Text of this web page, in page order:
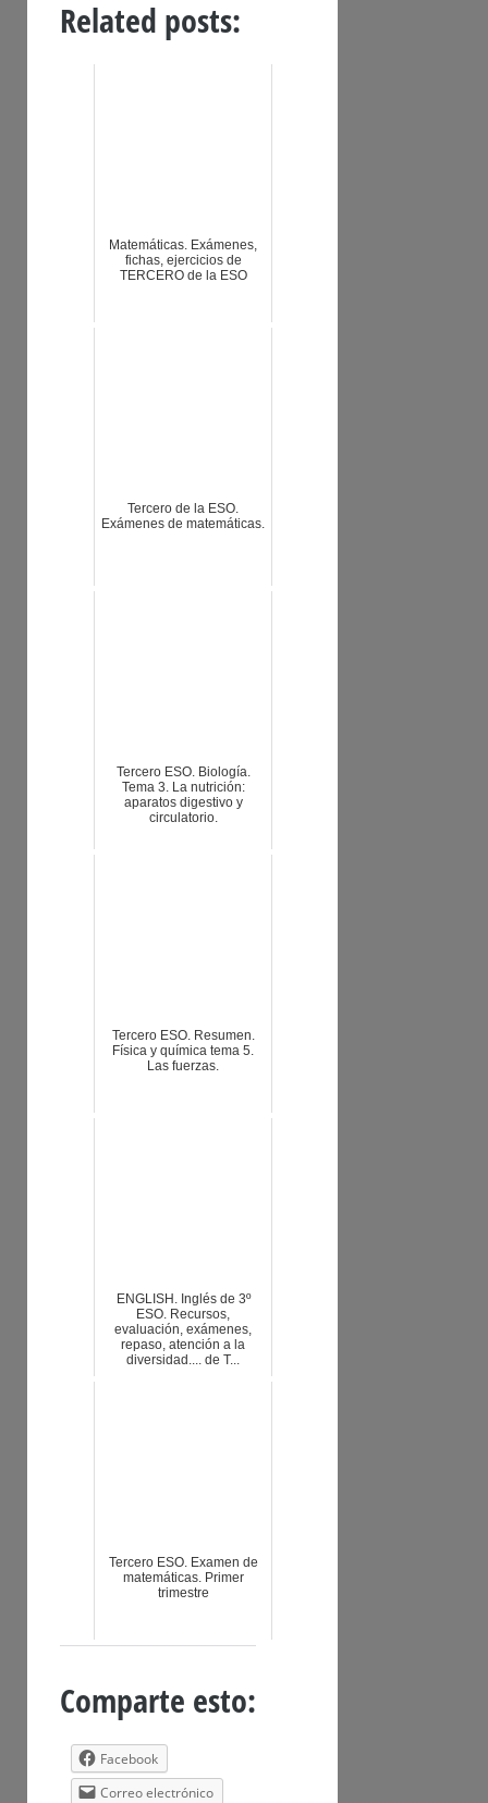
Related posts:
Matemáticas. Exámenes,
fichas, ejercicios de
TERCERO de la ESO
Tercero de la ESO.
Exámenes de matemáticas.
Tercero ESO. Biología.
Tema 3. La nutrición:
aparatos digestivo y
circulatorio.
Tercero ESO. Resumen.
Física y química tema 5.
Las fuerzas.
ENGLISH. Inglés de 3º
ESO. Recursos,
evaluación, exámenes,
repaso, atención a la
diversidad.... de T...
Tercero ESO. Examen de
matemáticas. Primer
trimestre
Comparte esto:
Facebook
Correo electrónico